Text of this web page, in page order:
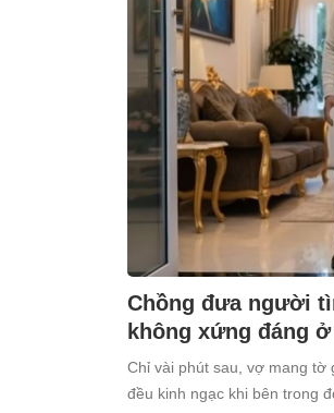
Chồng đưa người
không xứng đáng
Chỉ vài phút sau, vợ mang tờ
đều kinh ngạc khi bên trong